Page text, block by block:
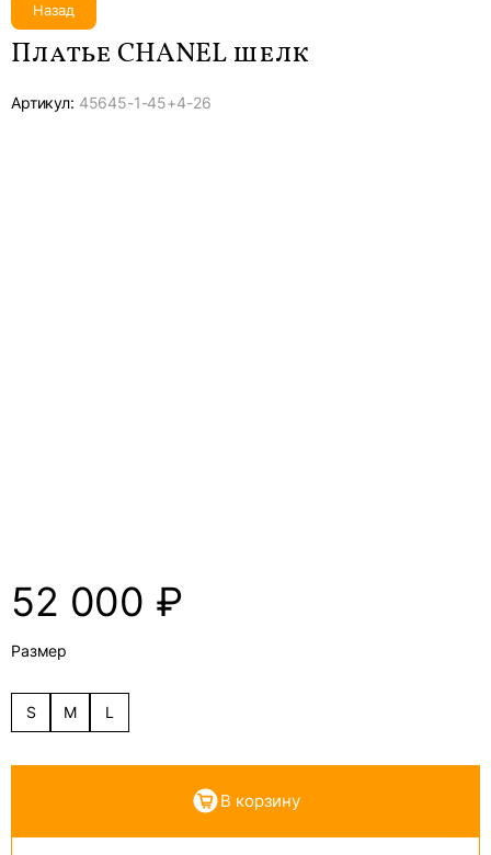
Назад
Платье CHANEL шелк
Артикул: 45645-1-45+4-26
52 000 ₽
Размер
S M L
В корзину